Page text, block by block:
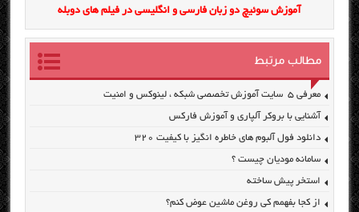
آموزش سوئیچ دو زبان فارسی و انگلیسی در فیلم های دوبله
مطالب مرتبط
معرفی ۵ سایت آموزش تخصصی شبکه ، لینوکس و امنیت
آشنایی با بروکر آلپاری و آموزش فارکس
دانلود فول آلبوم های خاطره انگیز با کیفیت ۳۲۰
سامانه مودیان چیست ؟
استخر پیش ساخته
از کجا بفهمم کی روغن ماشین عوض کنم؟